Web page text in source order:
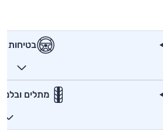
בטיחות
מתלים ובלמים